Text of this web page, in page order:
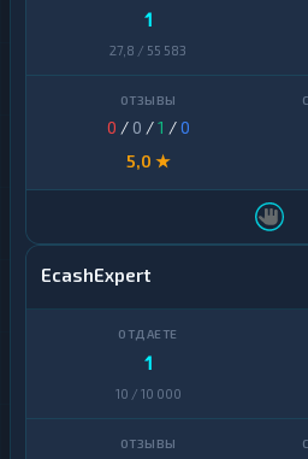
1
27,8 / 55 583
0 / 0 /1 /0
5,0 ★
EcashExpert
1
10 / 10 000